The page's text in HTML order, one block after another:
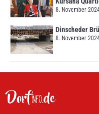
8. November
Dinscheder
8. November